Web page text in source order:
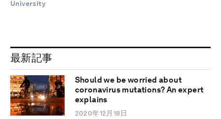
University
最新記事
Should we be worried about
coronavirus mutations? An expert
explains
2020年12月18日